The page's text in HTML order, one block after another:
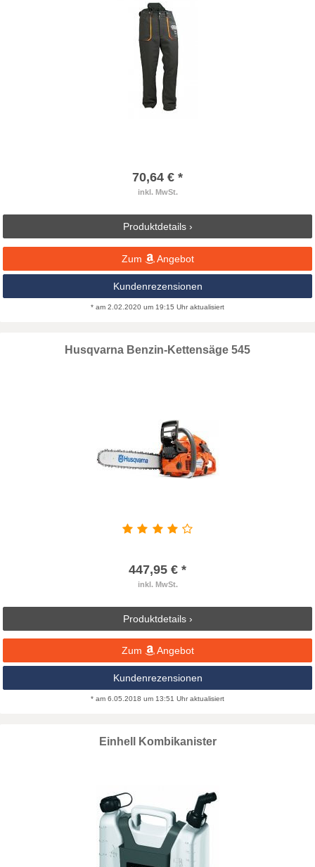
70,64 € *
inkl. MwSt.
Produktdetails ›
Zum Angebot
Kundenrezensionen
* am 2.02.2020 um 19:15 Uhr aktualisiert
Husqvarna Benzin-Kettensäge 545
447,95 € *
inkl. MwSt.
Produktdetails ›
Zum Angebot
Kundenrezensionen
* am 6.05.2018 um 13:51 Uhr aktualisiert
Einhell Kombikanister